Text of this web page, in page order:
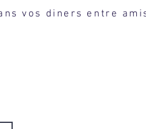
vos diners entre